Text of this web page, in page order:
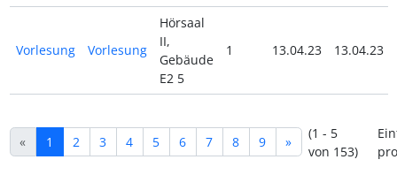
Vorlesung Vorlesung
Hörsaal
II,
Gebäude
E2 5
1 13.04.23 13.04.23
« 1 2 3 4 5 6 7 8 9 »
(1 - 5
von 153)